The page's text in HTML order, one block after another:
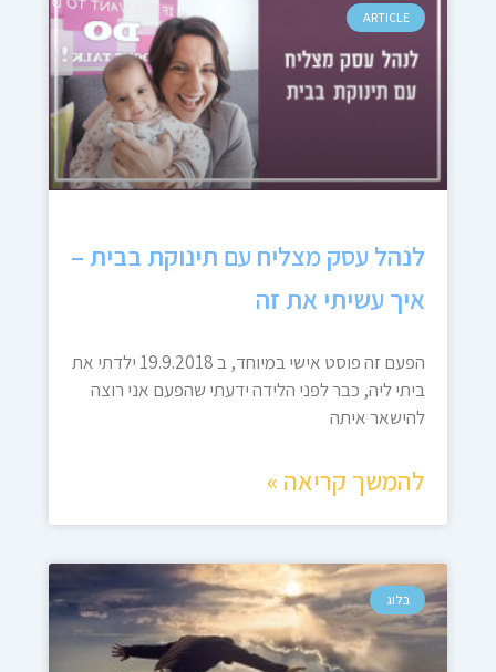
ARTICLE
לנהל עסק מצליח עם תינוקת בבית –
איך עשיתי את זה
הפעם זה פוסט אישי במיוחד, ב 19.9.2018 ילדתי את
ביתי ליה, כבר לפני הלידה ידעתי שהפעם אני רוצה
להישאר איתה
להמשך קריאה »
בלוג